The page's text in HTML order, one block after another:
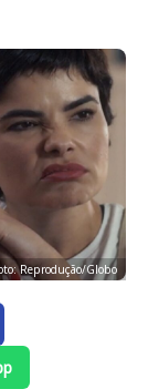
Reprodução/Globo